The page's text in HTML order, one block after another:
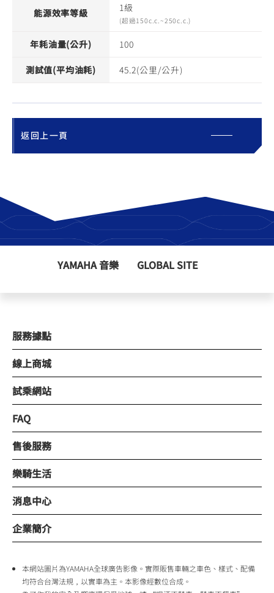
能源效率等級 1級
(超過150c.c.~250c.c.)
年耗油量(公升) 100
測試值(平均油耗) 45.2(公里/公升)
返回上一頁
YAMAHA 音樂 GLOBAL SITE
服務據點
線上商城
試乘網站
FAQ
售後服務
樂騎生活
消息中心
企業簡介
本網站圖片為YAMAHA全球廣告影像。實際販售車輛之車色、樣式、配備
均符合台灣法規，以實車為主。本影像經數位合成。